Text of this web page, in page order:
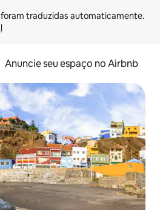
Anuncie seu espaço no Airbnb